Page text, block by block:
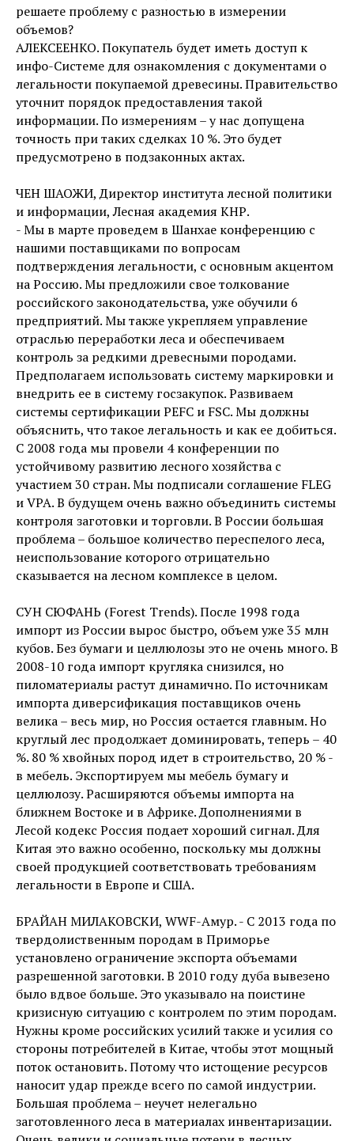
решаете проблему с разностью в измерении
объемов?
АЛЕКСЕЕНКО. Покупатель будет иметь доступ к
инфо-Системе для ознакомления с документами о
легальности покупаемой древесины. Правительство
уточнит порядок предоставления такой
информации. По измерениям – у нас допущена
точность при таких сделках 10 %. Это будет
предусмотрено в подзаконных актах.
ЧЕН ШАОЖИ, Директор института лесной политики
и информации, Лесная академия КНР.
- Мы в марте проведем в Шанхае конференцию с
нашими поставщиками по вопросам
подтверждения легальности, с основным акцентом
на Россию. Мы предложили свое толкование
российского законодательства, уже обучили 6
предприятий. Мы также укрепляем управление
отраслью переработки леса и обеспечиваем
контроль за редкими древесными породами.
Предполагаем использовать систему маркировки и
внедрить ее в систему госзакупок. Развиваем
системы сертификации PEFC и FSC. Мы должны
объяснить, что такое легальность и как ее добиться.
С 2008 года мы провели 4 конференции по
устойчивому развитию лесного хозяйства с
участием 30 стран. Мы подписали соглашение FLEG
и VPA. В будущем очень важно объединить системы
контроля заготовки и торговли. В России большая
проблема – большое количество переспелого леса,
неиспользование которого отрицательно
сказывается на лесном комплексе в целом.
СУН СЮФАНЬ (Forest Trends). После 1998 года
импорт из России вырос быстро, объем уже 35 млн
кубов. Без бумаги и целлюлозы это не очень много. В
2008-10 года импорт кругляка снизился, но
пиломатериалы растут динамично. По источникам
импорта диверсификация поставщиков очень
велика – весь мир, но Россия остается главным. Но
круглый лес продолжает доминировать, теперь – 40
%. 80 % хвойных пород идет в строительство, 20 % -
в мебель. Экспортируем мы мебель бумагу и
целлюлозу. Расширяются объемы импорта на
ближнем Востоке и в Африке. Дополнениями в
Лесой кодекс Россия подает хороший сигнал. Для
Китая это важно особенно, поскольку мы должны
своей продукцией соответствовать требованиям
легальности в Европе и США.
БРАЙАН МИЛАКОВСКИ, WWF-Амур. - С 2013 года по
твердолиственным породам в Приморье
установлено ограничение экспорта объемами
разрешенной заготовки. В 2010 году дуба вывезено
было вдвое больше. Это указывало на поистине
кризисную ситуацию с контролем по этим породам.
Нужны кроме российских усилий также и усилия со
стороны потребителей в Китае, чтобы этот мощный
поток остановить. Потому что истощение ресурсов
наносит удар прежде всего по самой индустрии.
Большая проблема – неучет нелегально
заготовленного леса в материалах инвентаризации.